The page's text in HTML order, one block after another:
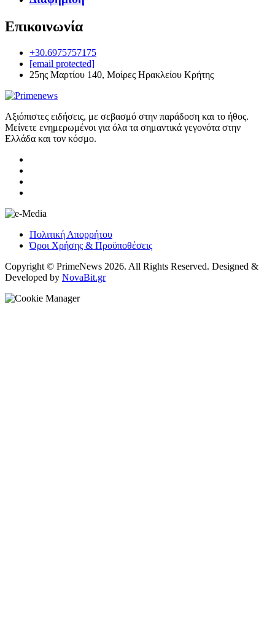
Επικοινωνία
+30.6975757175
[email protected]
25ης Μαρτίου 140, Μοίρες Ηρακλείου Κρήτης
Αξιόπιστες ειδήσεις, με σεβασμό στην παράδοση και το ήθος.
Μείνετε ενημερωμένοι για όλα τα σημαντικά γεγονότα στην
Ελλάδα και τον κόσμο.
Πολιτική Απορρήτου
Όροι Χρήσης & Προϋποθέσεις
Copyright © PrimeNews 2026. All Rights Reserved. Designed &
Developed by NovaBit.gr